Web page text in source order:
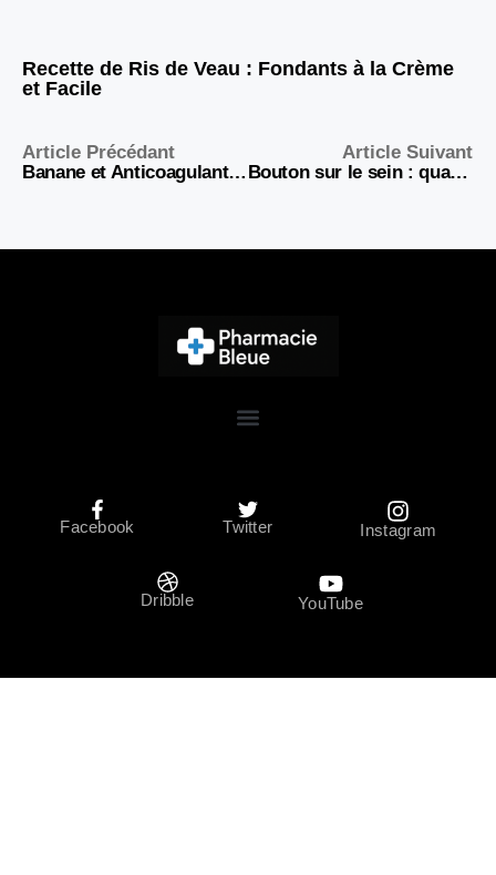
Recette de Ris de Veau : Fondants à la Crème
et Facile
Article Précédant
Banane et Anticoagulant : Risques, Compatibilité et Conseils
Article Suivant
Bouton sur le sein : quand faut-il s’inquiéter et agir ?
Facebook Twitter Instagram
Dribble YouTube